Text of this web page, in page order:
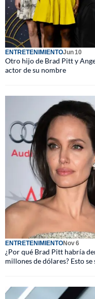
ENTRETENIMIENTOJun 10
Otro hijo de Brad Pitt y
actor de su nombre
ENTRETENIMIENTONov 6
¿Por qué Brad Pitt habría
millones de dólares? Esto se